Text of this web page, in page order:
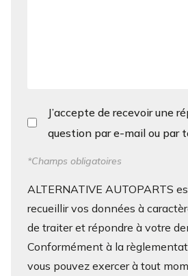
J’accepte de recevoir une
question par e-mail ou par
*Champs obligatoires
ALTERNATIVE AUTOPARTS
recueillir vos données à
de traiter et répondre à votre
Conformément à la
vous pouvez exercer à tout